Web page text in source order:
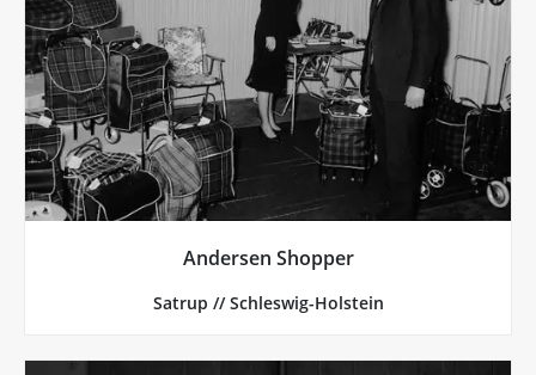
Andersen Shopper
Satrup // Schleswig-Holstein
Andersen Shopper, Satrup // Norddeutschland
Der „Hackenporsche“ der Firma Andersen aus
Schleswig-Holstein, ursprünglich ein Produkt aus der
Nachkriegszeit, ist heute ein High-Tech-
Erzeugnis: Man kann ihn ans Fahrrad hängen, am
Einkaufswagen befestigen, zusammengeklappt im
Auto lagern …
mehr von Andersen-Shopper